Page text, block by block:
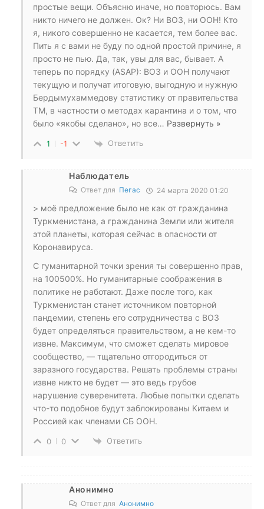
простые вещи. Объясню иначе, но повторюсь. Вам
никто ничего не должен. Ок? Ни ВОЗ, ни ООН! Кто
я, никого совершенно не касается, тем более вас.
Пить я с вами не буду по одной простой причине, я
просто не пью. Да, так, увы для вас, бывает. А
теперь по порядку (ASAP): ВОЗ и ООН получают
текущую и получат итоговую, выгодную и нужную
Бердымухаммедову статистику от правительства
ТМ, в частности о методах карантина и о том, что
было «якобы сделано», но все… Развернуть »
1 -1 Ответить
Наблюдатель
Ответ для Пегас 24 марта 2020 01:20
> моё предложение было не как от гражданина
Туркменистана, а гражданина Земли или жителя
этой планеты, которая сейчас в опасности от
Коронавируса.
С гуманитарной точки зрения ты совершенно прав,
на 100500%. Но гуманитарные соображения в
политике не работают. Даже после того, как
Туркменистан станет источником повторной
пандемии, степень его сотрудничества с ВОЗ
будет определяться правительством, а не кем-то
извне. Максимум, что сможет сделать мировое
сообщество, — тщательно отгородиться от
заразного государства. Решать проблемы страны
извне никто не будет — это ведь грубое
нарушение суверенитета. Любые попытки сделать
что-то подобное будут заблокированы Китаем и
Россией как членами СБ ООН.
0 0 Ответить
Анонимно
Ответ для Анонимно